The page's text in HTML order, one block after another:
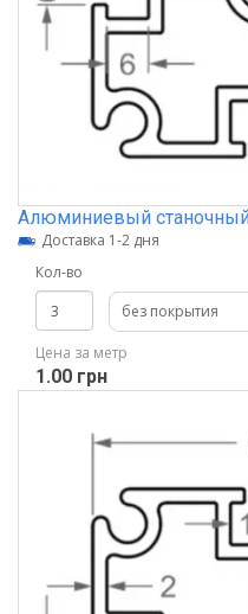
Алюминиевый
Доставка 1-2 дня
Кол-во
без покрытия
Цена за метр
1.00 грн